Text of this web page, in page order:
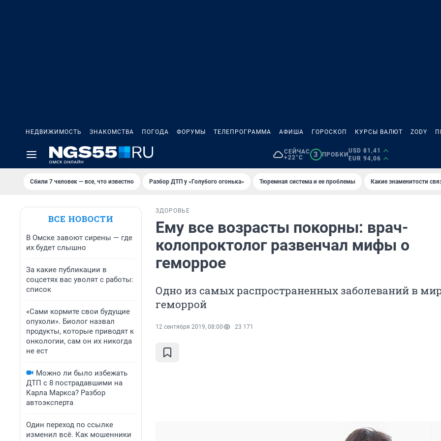
НЕДВИЖИМОСТЬ ЗНАКОМСТВА ПОГОДА ФОРУМЫ ТЕЛЕПРОГРАММА АФИША ГОРОСКОП КУРСЫ ВАЛЮТ ZODY
СЕЙЧАС
+22°C
3 ПРОБКИ
USD 81,41
EUR 94,06
Сбили 7 человек — все, что известно Разбор ДТП у «Голубого огонька» Тюремная система и ее проблемы Какие знаменитости
ВСЕ НОВОСТИ
В Омске завоют сирены — где
их будет слышно
За какие публикации в
соцсетях вас уволят с работы:
список
«Сами кормите свои будущие
опухоли». Биолог назвал
продукты, которые приводят к
онкологии, сам он их никогда
не ест
Можно ли было избежать
ДТП с 8 пострадавшими на
Карла Маркса? Разбор
автоэксперта
Один переход по ссылке
изменил всё. Как мошенники
ЗДОРОВЬЕ
Ему все возрасты покорны: врач-
колопроктолог развенчал мифы о
геморрое
Одно из самых распространенных заболеваний в
геморрой
12 сентября 2019, 08:00 23 171